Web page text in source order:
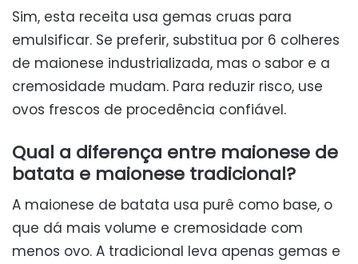
Sim, esta receita usa gemas cruas para
emulsificar. Se preferir, substitua por 6 colheres
de maionese industrializada, mas o sabor e a
cremosidade mudam. Para reduzir risco, use
ovos frescos de procedência confiável.
Qual a diferença entre maionese de
batata e maionese tradicional?
A maionese de batata usa purê como base, o
que dá mais volume e cremosidade com
menos ovo. A tradicional leva apenas gemas e